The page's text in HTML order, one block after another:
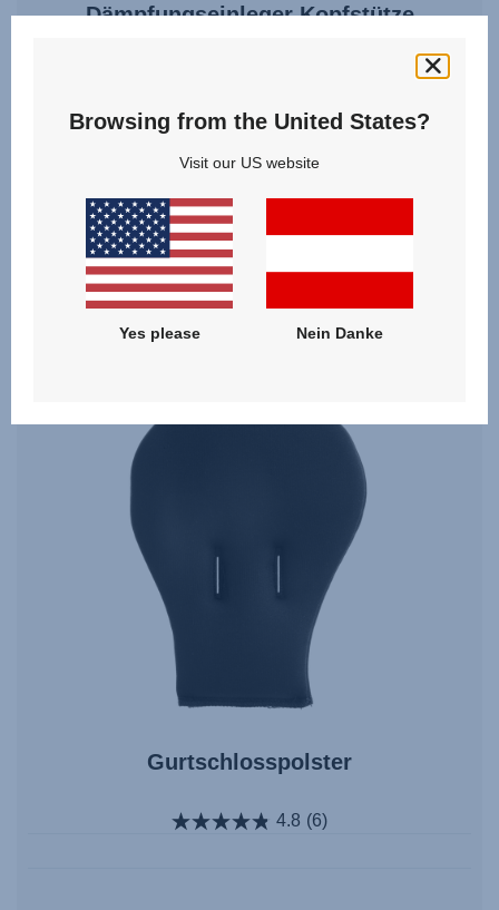
Dämpfungseinleger Kopfstütze
ZUM PRODUKT
Gurtschlosspolster
4.8 (6)
Browsing from the United States?
Visit our US website
Yes please Nein Danke